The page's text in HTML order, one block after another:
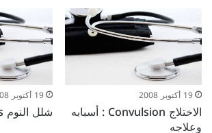
19 أكتوبر 2008
الاختلاج Convulsion : أسبابه
وعلاجه
19 أكتوبر 2008
شلل النوم Sleep paralysis ؟